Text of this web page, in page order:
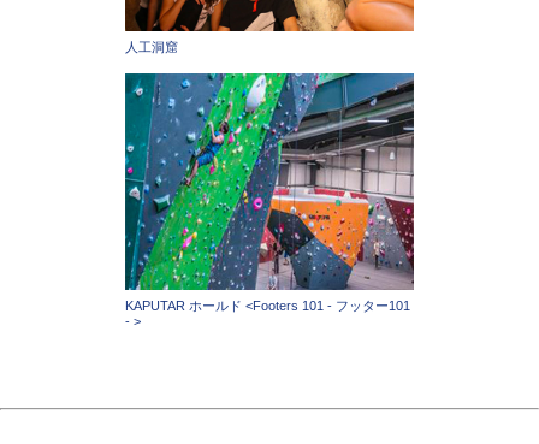
人工洞窟
KAPUTAR ホールド <Footers 101 - フッター101
- >